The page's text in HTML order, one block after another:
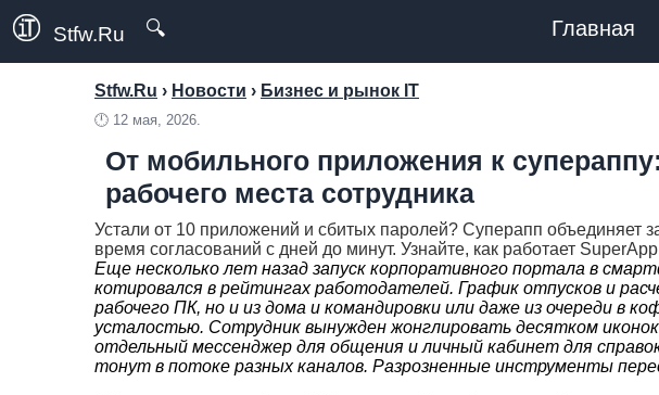
Stfw.Ru 🔍 Главная
Stfw.Ru › Новости › Бизнес и рынок IT
🕛 12 мая, 2026.
От мобильного приложения к
рабочего места сотрудника
Устали от 10 приложений и сбитых паролей? Суперапп объединяет
время согласований с дней до минут. Узнайте, как работает
Еще несколько лет назад запуск корпоративного портала в
котировался в рейтингах работодателей. График отпусков и
рабочего ПК, но и из дома и командировки или даже из очереди в
усталостью. Сотрудник вынужден жонглировать десятком
отдельный мессенджер для общения и личный кабинет для
тонут в потоке разных каналов. Разрозненные инструменты